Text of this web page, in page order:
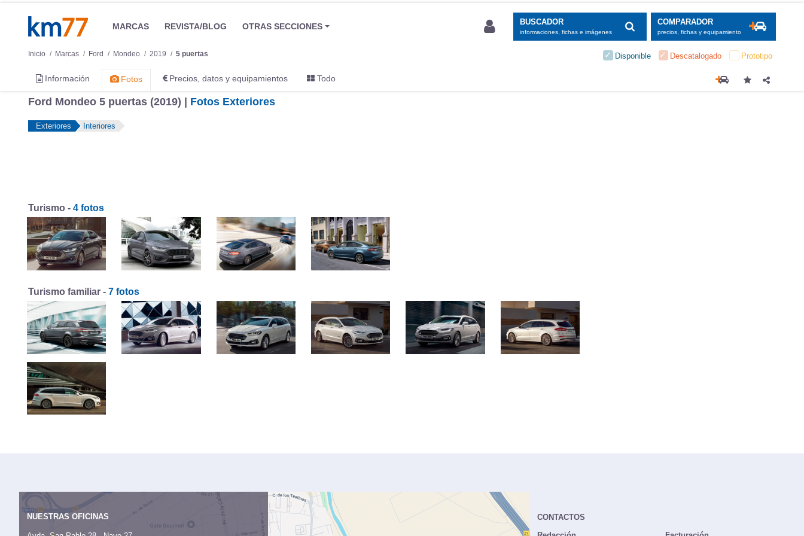
MARCAS REVISTA/BLOG OTRAS SECCIONES BUSCADOR
informaciones, fichas e imágenes
COMPARADOR
precios, fichas y equipamiento
Inicio Marcas Ford Mondeo 2019 5 puertas Disponible Descatalogado Prototipo
Información Fotos Precios, datos y equipamientos Todo
Ford Mondeo 5 puertas (2019) | Fotos Exteriores
Exteriores Interiores
Turismo - 4 fotos
Turismo familiar - 7 fotos
NUESTRAS OFICINAS
CONTACTOS